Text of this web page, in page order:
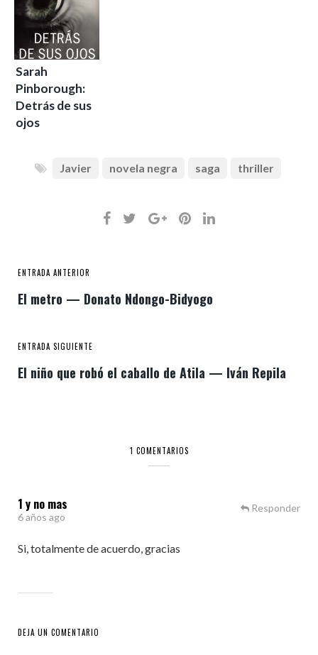
Sarah
Pinborough:
Detrás de sus
ojos
Javier novela negra saga thriller
ENTRADA ANTERIOR
El metro — Donato Ndongo-Bidyogo
ENTRADA SIGUIENTE
El niño que robó el caballo de Atila — Iván Repila
1 COMENTARIOS
1 y no mas
6 años ago
Si, totalmente de acuerdo, gracias
Responder
DEJA UN COMENTARIO